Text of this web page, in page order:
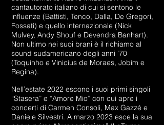
cantautorato italiano di cui si sentono le
influenze (Battisti, Tenco, Dalla, De Gregori,
Fossati) e quello internazionale (Nick
Mulvey, Andy Shouf e Devendra Banhart).
Non ultimo nei suoi brani è il richiamo al
sound sudamericano degli anni ’70
(Toquinho e Vinicius de Moraes, Jobim e
Regina).
Nell’estate 2022 escono i suoi primi singoli
“Stasera” e “Amore Mio” con cui apre i
concerti di Carmen Consoli, Max Gazzé e
Daniele Silvestri. A marzo 2023 esce la sua